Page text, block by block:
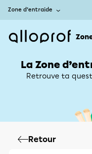
Zone d’entraide
La Zone
Retrouve ta
Retour